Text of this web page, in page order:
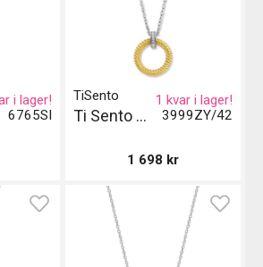
6765SI
i lager!
3999ZY/42
TiSento
Ti Sento Milano Halsband - Guld och Silver
1 kvar i lager!
1 698 kr